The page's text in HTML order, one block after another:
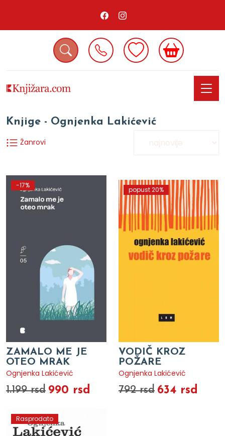
Knjige - Ognjenka Lakićević
Žanrovi
-17%
ZAMALO ME JE
OTEO MRAK
Ognjenka Lakićević
1.199 rsd 990 rsd
popust 20%
VODIČ KROZ
POŽARE
Ognjenka Lakićević
792 rsd 634 rsd
Rasprodato